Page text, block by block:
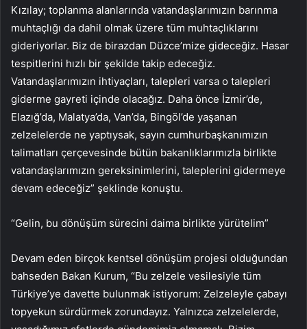
Kızılay; toplanma alanlarında vatandaşlarımızın barınma
muhtaçlığı da dahil olmak üzere tüm muhtaçlıklarını
gideriyorlar. Biz de birazdan Düzce’mize gideceğiz. Hasar
tespitlerini hızlı bir şekilde takip edeceğiz.
Vatandaşlarımızın ihtiyaçları, talepleri varsa o talepleri
giderme gayreti içinde olacağız. Daha önce İzmir’de,
Elazığ’da, Malatya’da, Van’da, Bingöl’de yaşanan
zelzelelerde ne yaptıysak, sayın cumhurbaşkanımızın
talimatları çerçevesinde bütün bakanlıklarımızla birlikte
vatandaşlarımızın gereksinimlerini, taleplerini gidermeye
devam edeceğiz” şeklinde konuştu.
“Gelin, bu dönüşüm sürecini daima birlikte yürütelim”
Devam eden birçok kentsel dönüşüm projesi olduğundan
bahseden Bakan Kurum, “Bu zelzele vesilesiyle tüm
Türkiye’ye davette bulunmak istiyorum: Zelzeleyle çabayı
topyekun sürdürmek zorundayız. Yalnızca zelzelelerde,